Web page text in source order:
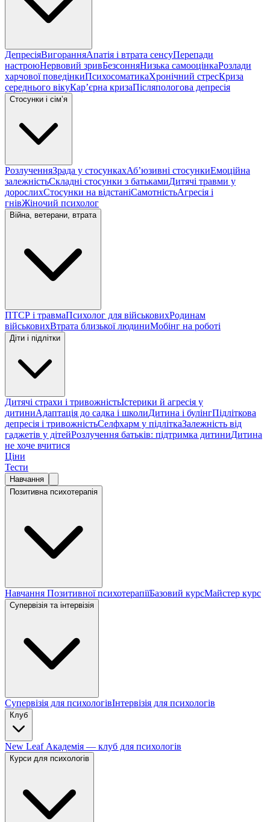
ДепресіяВигоранняАпатія і втрата сенсуПерепади
настроюНервовий зривБезсонняНизька самооцінкаРозлади
харчової поведінкиПсихосоматикаХронічний стресКриза
середнього вікуКарʼєрна кризаПісляпологова депресія
Стосунки і сімʼя
РозлученняЗрада у стосункахАбʼюзивні стосункиЕмоційна
залежністьСкладні стосунки з батькамиДитячі травми у
дорослихСтосунки на відстаніСамотністьАгресія і
гнівЖіночий психолог
Війна, ветерани, втрата
ПТСР і травмаПсихолог для військовихРодинам
військовихВтрата близької людиниМобінг на роботі
Діти і підлітки
Дитячі страхи і тривожністьІстерики й агресія у
дитиниАдаптація до садка і школиДитина і булінгПідліткова
депресія і тривожністьСелфхарм у підліткаЗалежність від
гаджетів у дітейРозлучення батьків: підтримка дитиниДитина
не хоче вчитися
Ціни
Тести
Навчання
Позитивна психотерапія
Навчання Позитивної психотерапіїБазовий курсМайстер курс
Супервізія та інтервізія
Супервізія для психологівІнтервізія для психологів
Клуб
New Leaf Академія — клуб для психологів
Курси для психологів